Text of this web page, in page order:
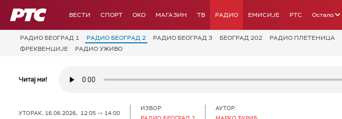
РТС ВЕСТИ СПОРТ OKO МАГАЗИН ТВ РАДИО ЕМИСИЈЕ РТС Остало
РАДИО БЕОГРАД 1 РАДИО БЕОГРАД 2 РАДИО БЕОГРАД 3 БЕОГРАД 202 РАДИО ПЛЕТЕНИЦА
ФРЕКВЕНЦИЈЕ
РАДИО УЖИВО
Читај ми!
УТОРАК, 16.06.2026, 12:05 -> 14:00
ИЗВОР:
АУТОР: